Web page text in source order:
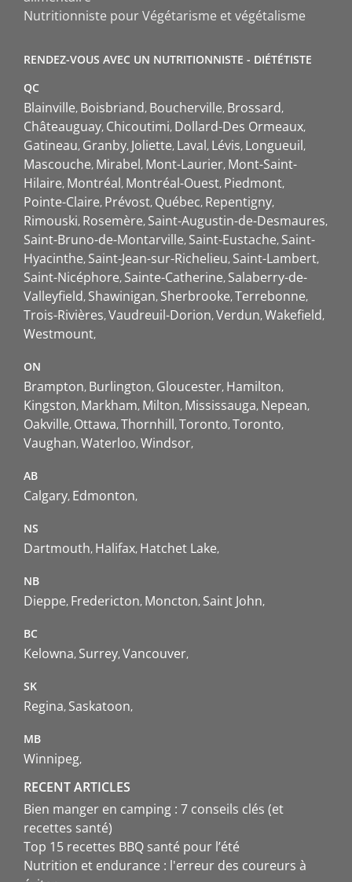
Nutritionniste pour Végétarisme et végétalisme
RENDEZ-VOUS AVEC UN NUTRITIONNISTE - DIÉTÉTISTE
QC
Blainville Boisbriand Boucherville Brossard
Châteauguay Chicoutimi Dollard-Des Ormeaux
Gatineau Granby Joliette Laval Lévis Longueuil
Mascouche Mirabel Mont-Laurier Mont-Saint-
Hilaire Montréal Montréal-Ouest Piedmont
Pointe-Claire Prévost Québec Repentigny
Rimouski Rosemère Saint-Augustin-de-Desmaures
Saint-Bruno-de-Montarville Saint-Eustache Saint-
Hyacinthe Saint-Jean-sur-Richelieu Saint-Lambert
Saint-Nicéphore Sainte-Catherine Salaberry-de-
Valleyfield Shawinigan Sherbrooke Terrebonne
Trois-Rivières Vaudreuil-Dorion Verdun Wakefield
Westmount
ON
Brampton Burlington Gloucester Hamilton
Kingston Markham Milton Mississauga Nepean
Oakville Ottawa Thornhill Toronto Toronto
Vaughan Waterloo Windsor
AB
Calgary Edmonton
NS
Dartmouth Halifax Hatchet Lake
NB
Dieppe Fredericton Moncton Saint John
BC
Kelowna Surrey Vancouver
SK
Regina Saskatoon
MB
Winnipeg
RECENT ARTICLES
Bien manger en camping : 7 conseils clés (et
recettes santé)
Top 15 recettes BBQ santé pour l’été
Nutrition et endurance : l'erreur des coureurs à